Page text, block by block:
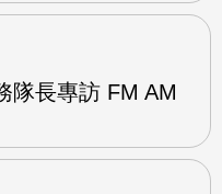
隊長專訪 FM AM